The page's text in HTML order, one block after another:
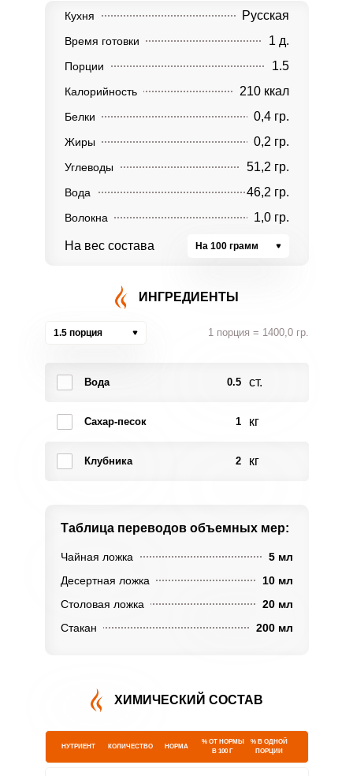
Кухня Русская
Время готовки 1 д.
Порции 1.5
Калорийность 210 ккал
Белки 0,4 гр.
Жиры 0,2 гр.
Углеводы 51,2 гр.
Вода 46,2 гр.
Волокна 1,0 гр.
На вес состава На 100 грамм
ИНГРЕДИЕНТЫ
1.5 порция 1 порция = 1400,0 гр.
Вода 0.5 ст.
Сахар-песок 1 кг
Клубника 2 кг
Таблица переводов объемных мер:
Чайная ложка
5 мл
Десертная ложка
10 мл
Столовая ложка
20 мл
Стакан
200 мл
ХИМИЧЕСКИЙ СОСТАВ
НУТРИЕНТ КОЛИЧЕСТВО НОРМА
% ОТ НОРМЫ
В 100 Г
% В ОДНОЙ
ПОРЦИИ